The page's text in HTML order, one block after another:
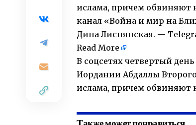
ислама, причем обвиняют
канал «Война и мир на
Дина Лиснянская. —
Read More
В соцсетях четвертый
Иордании Абдаллы
ислама, причем обвиняют